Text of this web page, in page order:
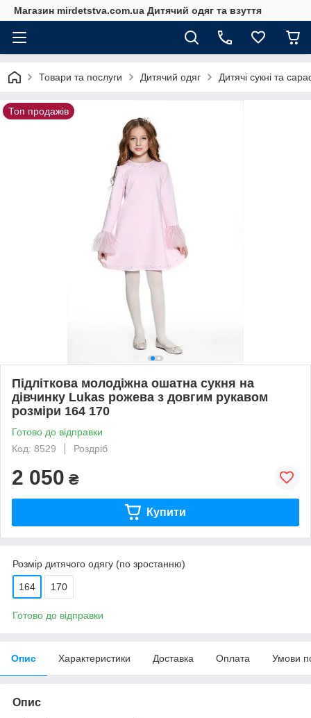
Магазин mirdetstva.com.ua Дитячий одяг та взуття
Товари та послуги Дитячий одяг Дитячі сукні та
Топ продажів
Підліткова молодіжна ошатна сукня на
дівчинку Lukas рожева з довгим рукавом
розміри 164 170
Готово до відправки
Код: 8529
Роздріб
2 050 ₴
Купити
Розмір дитячого одягу (по зростанню)
164 170
Готово до відправки
Опис Характеристики Доставка Оплата Умови
Опис